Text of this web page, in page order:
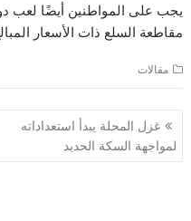
يجب على المواطنين أيضًا لعب
مقاطعة السلع ذات الأسعار
مقالات
تصفّح
المقالات
غزل المحلة يبدأ استعداداته
لمواجهة السكة الحديد